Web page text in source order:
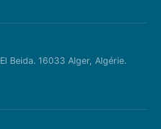
Beida. 16033 Alger, Algérie.